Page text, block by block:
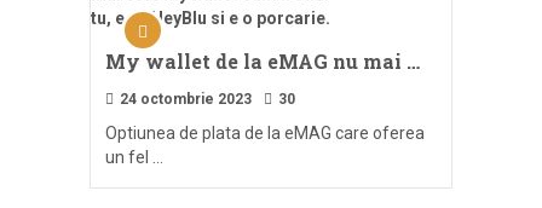
My wallet de la eMAG nu mai …
24 octombrie 2023 30
Optiunea de plata de la eMAG care oferea
un fel …